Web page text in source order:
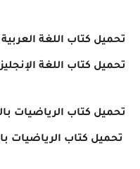
تحميل كتاب اللغة العربية
تحميل كتاب اللغة
تحميل كتاب الرياضيات
تحميل كتاب الرياضيات